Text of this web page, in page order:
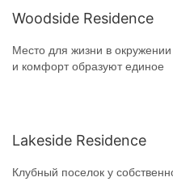
Woodside Residence
Место для жизни в
и комфорт образуют единое
Lakeside Residence
Клубный поселок у